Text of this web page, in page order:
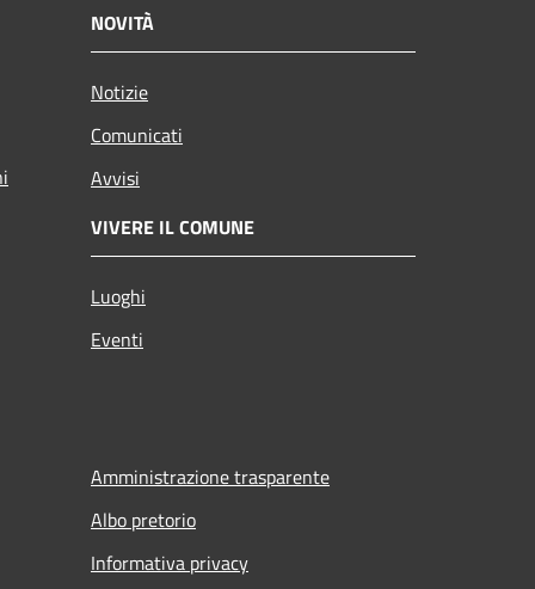
NOVITÀ
Notizie
Comunicati
Avvisi
VIVERE IL COMUNE
Luoghi
Eventi
Amministrazione trasparente
Albo pretorio
Informativa privacy